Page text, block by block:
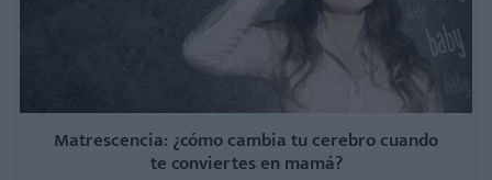
Matrescencia: ¿cómo cambia tu cerebro cuando
te conviertes en mamá?